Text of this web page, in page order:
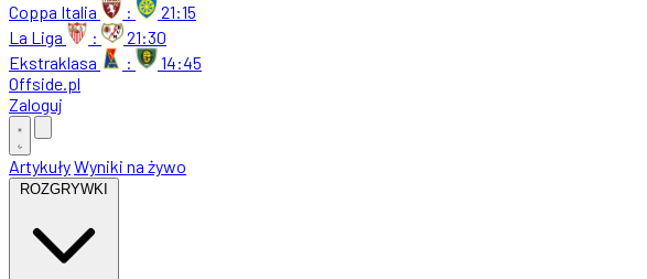
Coppa Italia
:
21:15
La Liga
:
21:30
Ekstraklasa
:
14:45
Offside.pl
Zaloguj
ArtykułyWyniki na żywo
ROZGRYWKI